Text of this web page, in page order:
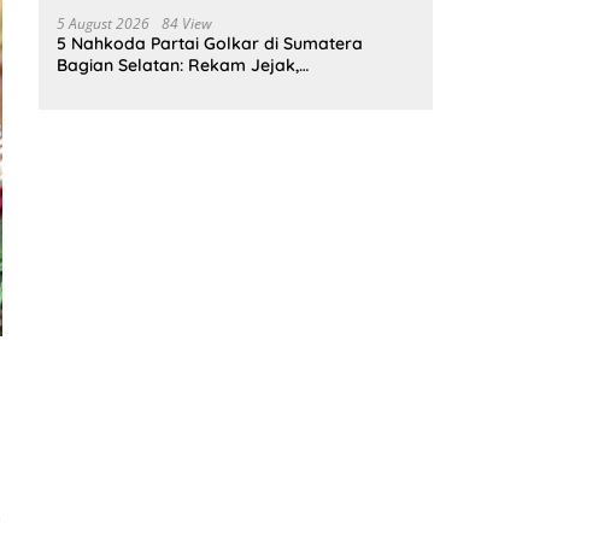
5 August 2026 84 View
5 Nahkoda Partai Golkar di Sumatera
Bagian Selatan: Rekam Jejak,